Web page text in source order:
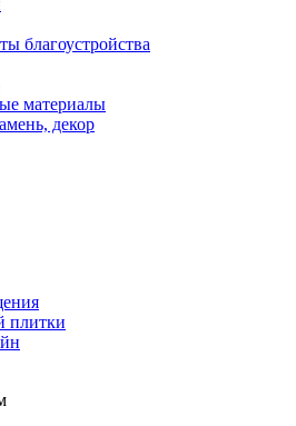
благоустройства
материалы
декор
плитки